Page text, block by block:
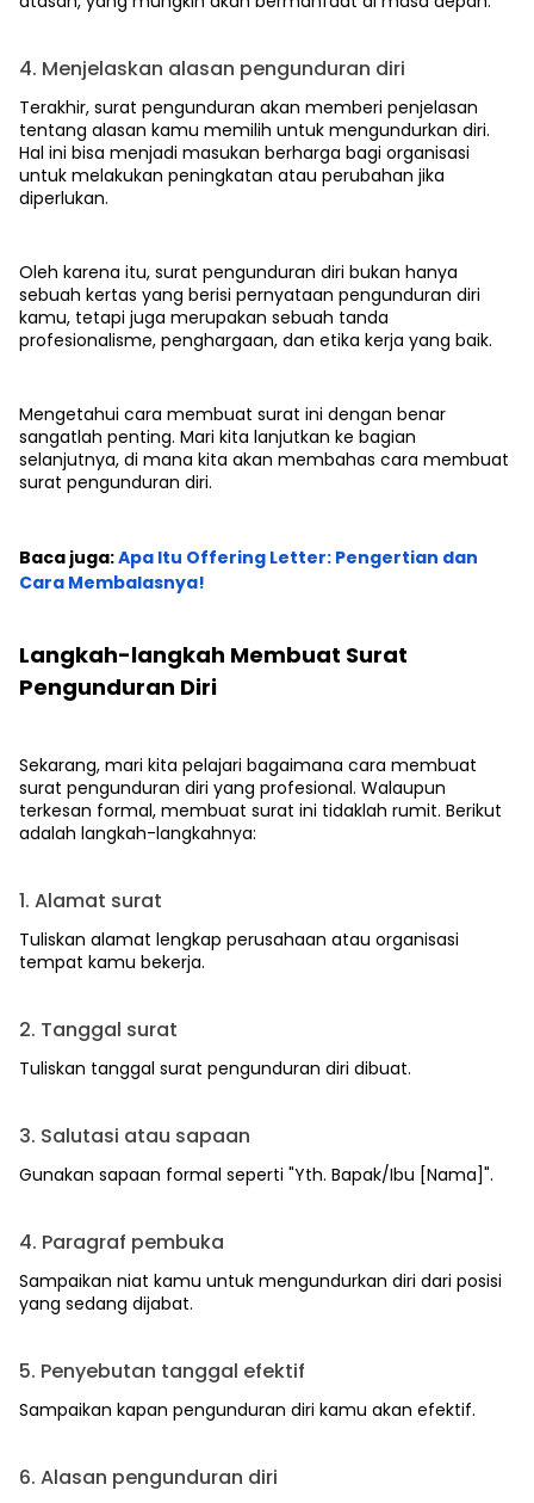
4. Menjelaskan alasan pengunduran diri
Terakhir, surat pengunduran akan memberi penjelasan
tentang alasan kamu memilih untuk mengundurkan diri.
Hal ini bisa menjadi masukan berharga bagi organisasi
untuk melakukan peningkatan atau perubahan jika
diperlukan.
Oleh karena itu, surat pengunduran diri bukan hanya
sebuah kertas yang berisi pernyataan pengunduran diri
kamu, tetapi juga merupakan sebuah tanda
profesionalisme, penghargaan, dan etika kerja yang baik.
Mengetahui cara membuat surat ini dengan benar
sangatlah penting. Mari kita lanjutkan ke bagian
selanjutnya, di mana kita akan membahas cara membuat
surat pengunduran diri.
Baca juga:Apa Itu Offering Letter: Pengertian dan
Cara Membalasnya!
Langkah-langkah Membuat Surat
Pengunduran Diri
Sekarang, mari kita pelajari bagaimana cara membuat
surat pengunduran diri yang profesional. Walaupun
terkesan formal, membuat surat ini tidaklah rumit. Berikut
adalah langkah-langkahnya:
1. Alamat surat
Tuliskan alamat lengkap perusahaan atau organisasi
tempat kamu bekerja.
2. Tanggal surat
Tuliskan tanggal surat pengunduran diri dibuat.
3. Salutasi atau sapaan
Gunakan sapaan formal seperti "Yth. Bapak/Ibu [Nama]".
4. Paragraf pembuka
Sampaikan niat kamu untuk mengundurkan diri dari posisi
yang sedang dijabat.
5. Penyebutan tanggal efektif
Sampaikan kapan pengunduran diri kamu akan efektif.
6. Alasan pengunduran diri